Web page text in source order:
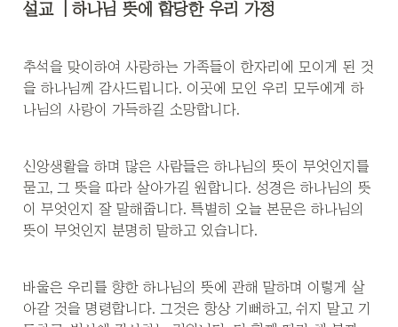
설교
  | 하나님 뜻에 합당한 우리 가정
추석을 맞이하여 사랑하는 가족들이 한자리에 모이게 된 것
을 하나님께 감사드립니다. 이곳에 모인 우리 모두에게 하
나님의 사랑이 가득하길 소망합니다.
신앙생활을 하며 많은 사람들은 하나님의 뜻이 무엇인지를
묻고, 그 뜻을 따라 살아가길 원합니다. 성경은 하나님의 뜻
이 무엇인지 잘 말해줍니다. 특별히 오늘 본문은 하나님의
뜻이 무엇인지 분명히 말하고 있습니다.
바울은 우리를 향한 하나님의 뜻에 관해 말하며 이렇게 살
아갈 것을 명령합니다. 그것은 항상 기뻐하고, 쉬지 말고 기